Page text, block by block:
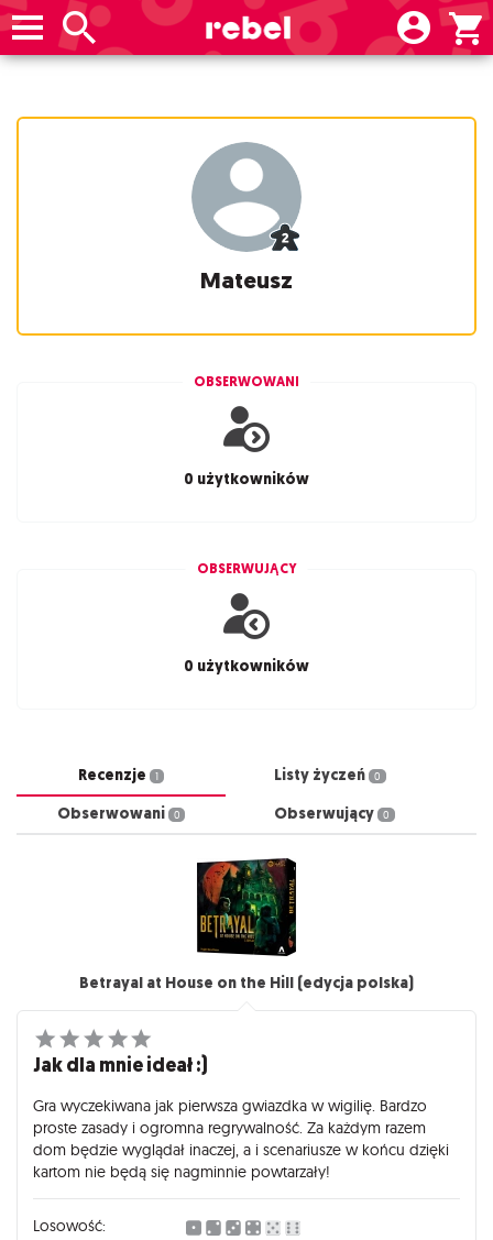
Mateusz
OBSERWOWANI
0 użytkowników
OBSERWUJĄCY
0 użytkowników
Recenzje 1 Listy życzeń 0
Obserwowani 0 Obserwujący 0
Betrayal at House on the Hill (edycja polska)
Jak dla mnie ideał :)
Gra wyczekiwana jak pierwsza gwiazdka w wigilię. Bardzo
proste zasady i ogromna regrywalność. Za każdym razem
dom będzie wyglądał inaczej, a i scenariusze w końcu dzięki
kartom nie będą się nagminnie powtarzały!
Losowość: